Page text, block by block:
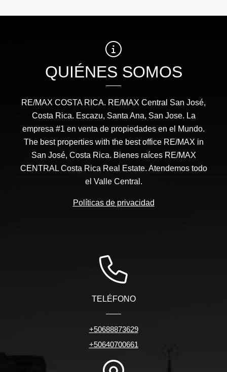
QUIÉNES SOMOS
RE/MAX COSTA RICA. RE/MAX Central San José,
Costa Rica. Escazu, Santa Ana, San Jose. La
empresa #1 en venta de propiedades en el Mundo.
The best properties with the best office RE/MAX in
San José, Costa Rica. Bienes raíces RE/MAX
CENTRAL Costa Rica Real Estate. Atendemos todo
el Valle Central.
Políticas de privacidad
TELÉFONO
+50688873629
+50640700661